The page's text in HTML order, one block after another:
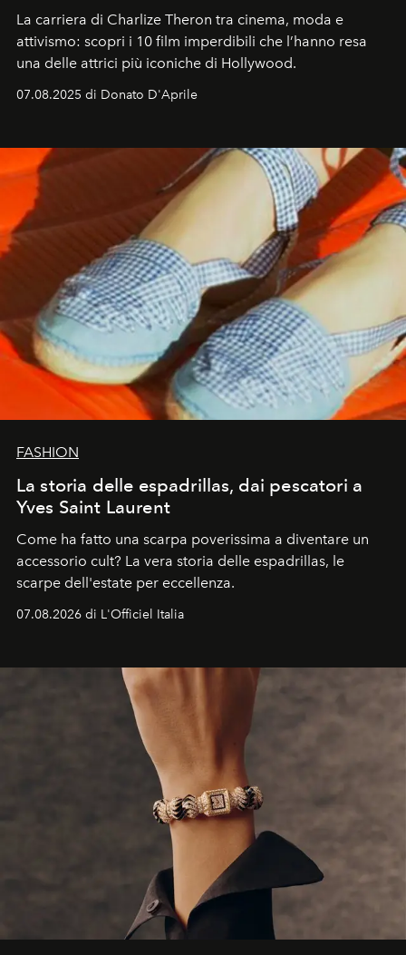
La carriera di Charlize Theron tra cinema, moda e
attivismo: scopri i 10 film imperdibili che l’hanno resa
una delle attrici più iconiche di Hollywood.
07.08.2025 di Donato D'Aprile
FASHION
La storia delle espadrillas, dai pescatori a
Yves Saint Laurent
Come ha fatto una scarpa poverissima a diventare un
accessorio cult? La vera storia delle espadrillas, le
scarpe dell'estate per eccellenza.
07.08.2026 di L'Officiel Italia